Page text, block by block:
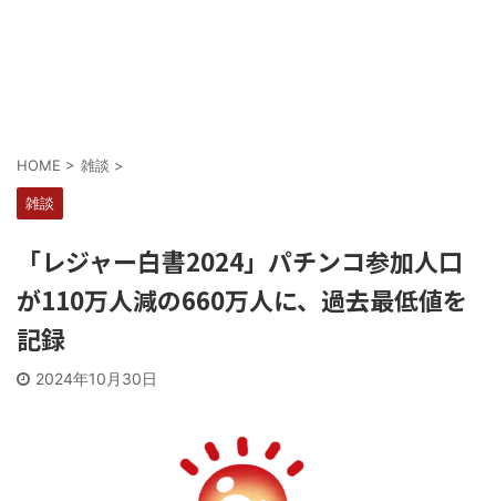
HOME > 雑談 >
雑談
「レジャー白書2024」パチンコ参加人口
が110万人減の660万人に、過去最低値を
記録
2024年10月30日